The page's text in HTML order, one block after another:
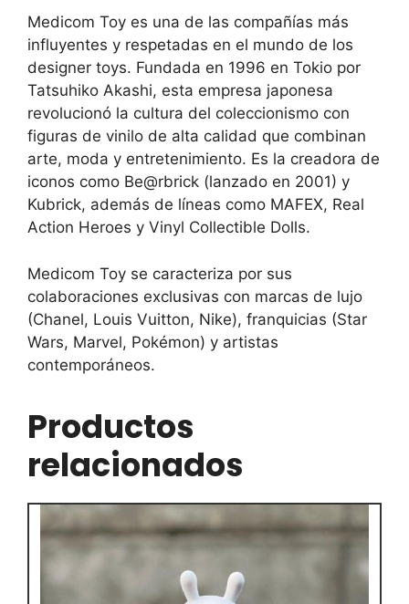
Medicom Toy es una de las compañías más
influyentes y respetadas en el mundo de los
designer toys. Fundada en 1996 en Tokio por
Tatsuhiko Akashi, esta empresa japonesa
revolucionó la cultura del coleccionismo con
figuras de vinilo de alta calidad que combinan
arte, moda y entretenimiento. Es la creadora de
iconos como Be@rbrick (lanzado en 2001) y
Kubrick, además de líneas como MAFEX, Real
Action Heroes y Vinyl Collectible Dolls.
Medicom Toy se caracteriza por sus
colaboraciones exclusivas con marcas de lujo
(Chanel, Louis Vuitton, Nike), franquicias (Star
Wars, Marvel, Pokémon) y artistas
contemporáneos.
Productos
relacionados